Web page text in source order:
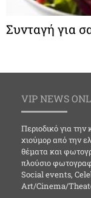
Συνταγή για
VIP NEWS
Περιοδικό για
χιούμορ από την
θέματα και
πλούσιο
Social events,
Art/Cinema/